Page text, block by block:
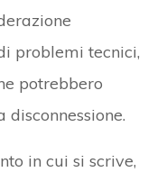
problemi tecnici,
potrebbero
disconnessione.
in cui si scrive,